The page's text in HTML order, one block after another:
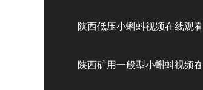
陕西低压小蝌蚪视频在线观看
陕西矿用一般型小蝌蚪视频在